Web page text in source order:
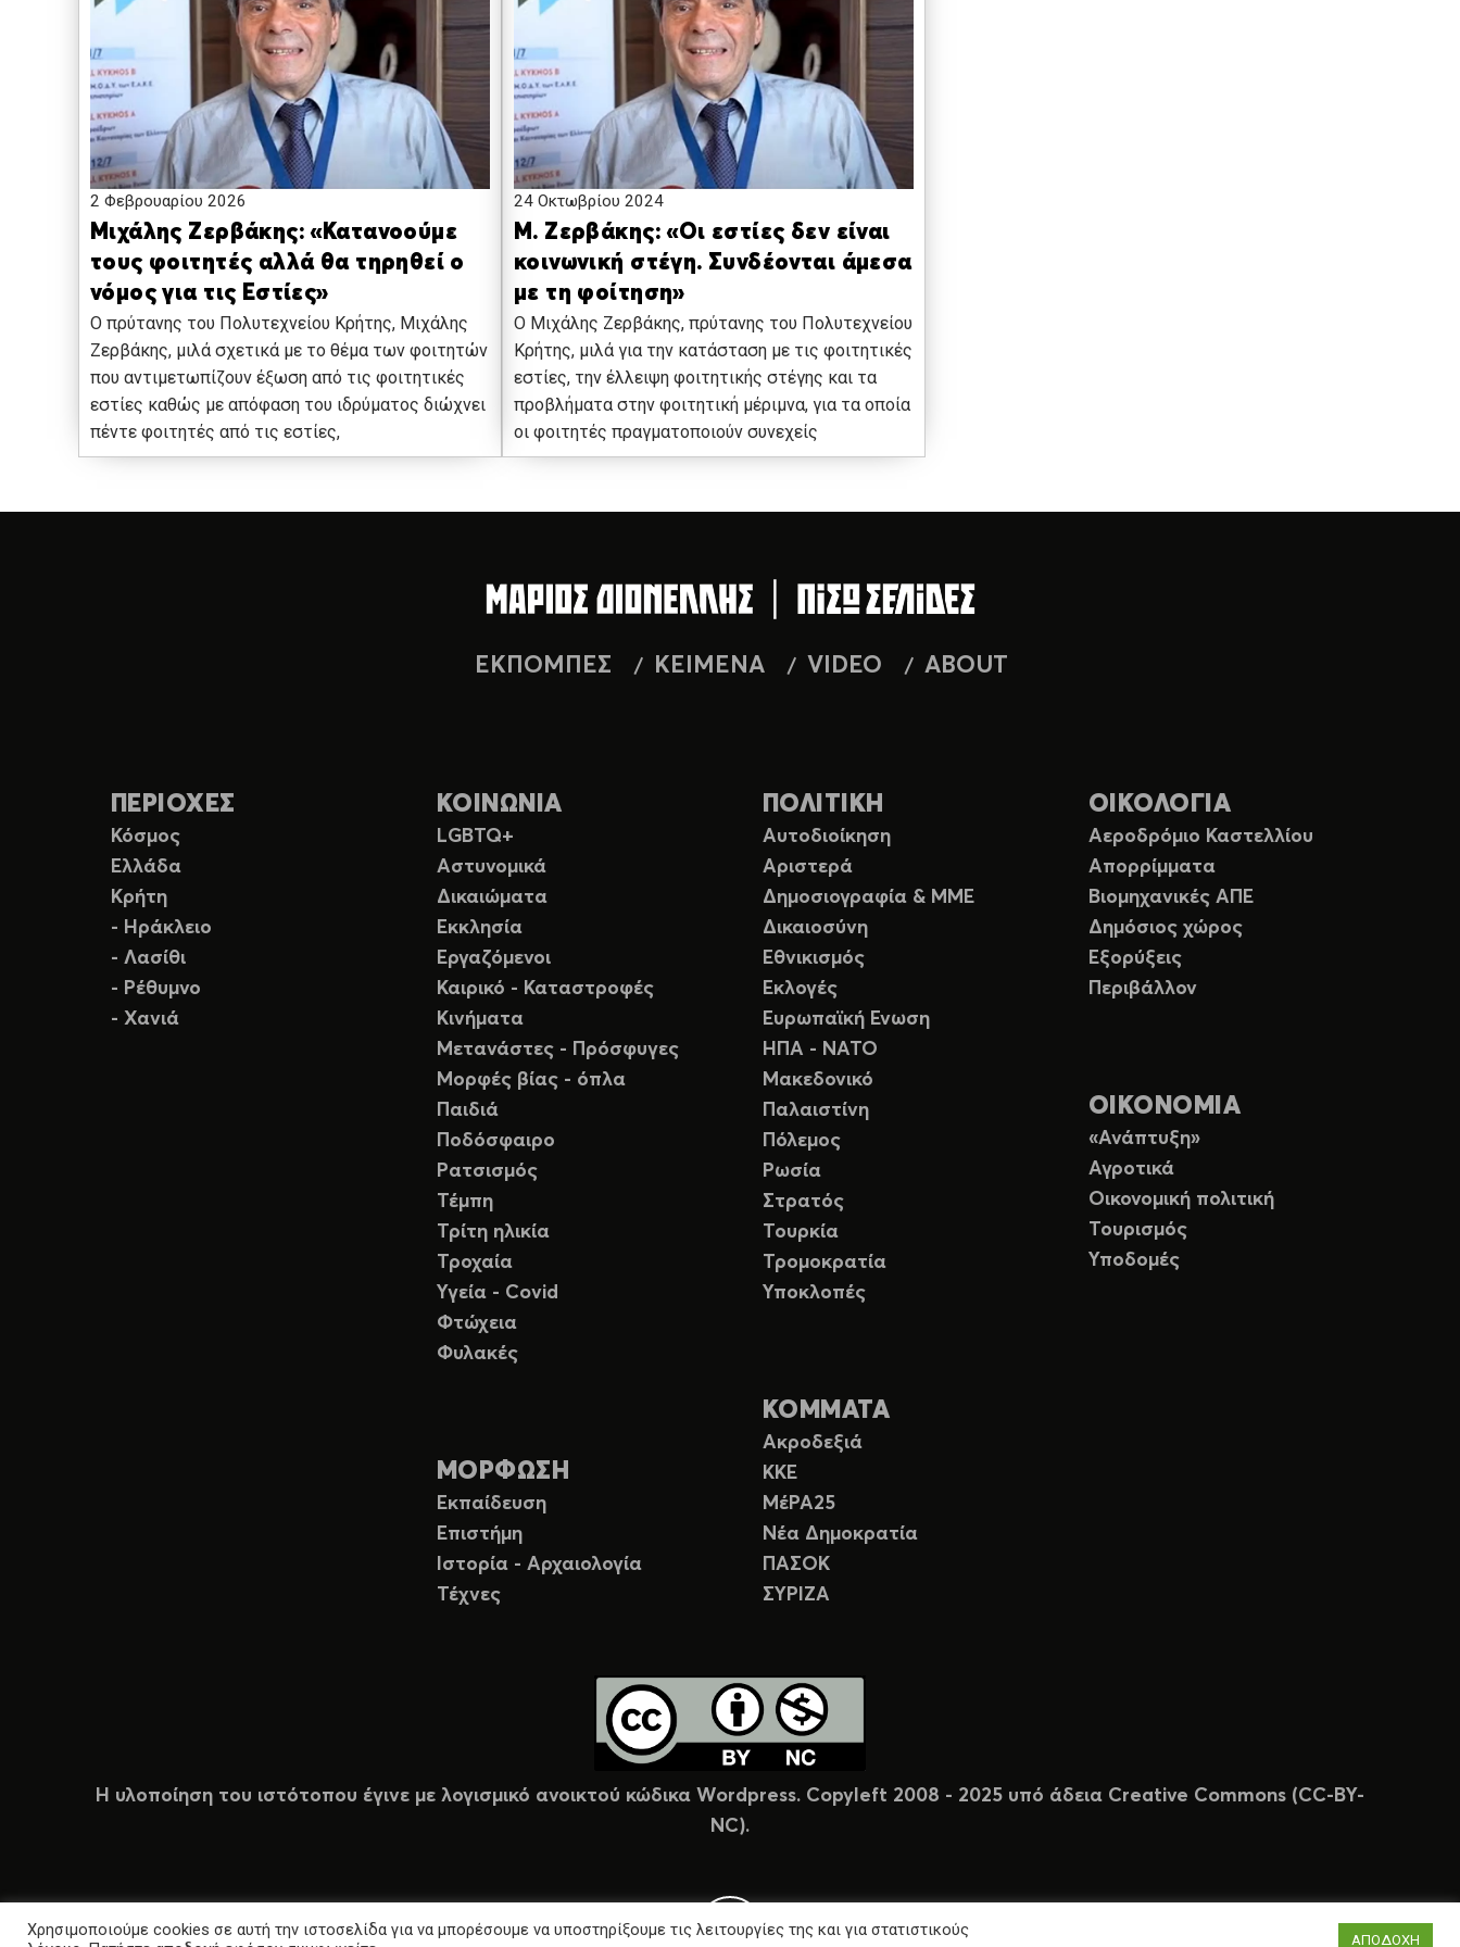
2 Φεβρουαρίου 2026
Μιχάλης Ζερβάκης: «Κατανοούμε
τους φοιτητές αλλά θα τηρηθεί ο
νόμος για τις Εστίες»
Ο πρύτανης του Πολυτεχνείου Κρήτης, Μιχάλης
Ζερβάκης, μιλά σχετικά με το θέμα των φοιτητών
που αντιμετωπίζουν έξωση από τις φοιτητικές
εστίες καθώς με απόφαση του ιδρύματος διώχνει
πέντε φοιτητές από τις εστίες,
24 Οκτωβρίου 2024
Μ. Ζερβάκης: «Οι εστίες δεν είναι
κοινωνική στέγη. Συνδέονται άμεσα
με τη φοίτηση»
Ο Μιχάλης Ζερβάκης, πρύτανης του Πολυτεχνείου
Κρήτης, μιλά για την κατάσταση με τις φοιτητικές
εστίες, την έλλειψη φοιτητικής στέγης και τα
προβλήματα στην φοιτητική μέριμνα, για τα οποία
οι φοιτητές πραγματοποιούν συνεχείς
ΕΚΠΟΜΠΕΣ ΚΕΙΜΕΝΑ VIDEO ABOUT
ΠΕΡΙΟΧΕΣ
Κόσμος
Ελλάδα
Κρήτη
- Ηράκλειο
- Λασίθι
- Ρέθυμνο
- Χανιά
ΚΟΙΝΩΝΙΑ
LGBTQ+
Αστυνομικά
Δικαιώματα
Εκκλησία
Εργαζόμενοι
Καιρικό - Καταστροφές
Κινήματα
Μετανάστες - Πρόσφυγες
Μορφές βίας - όπλα
Παιδιά
Ποδόσφαιρο
Ρατσισμός
Τέμπη
Τρίτη ηλικία
Τροχαία
Υγεία - Covid
Φτώχεια
Φυλακές
ΜΟΡΦΩΣΗ
Εκπαίδευση
Επιστήμη
Ιστορία - Αρχαιολογία
Τέχνες
ΠΟΛΙΤΙΚΗ
Αυτοδιοίκηση
Αριστερά
Δημοσιογραφία & ΜΜΕ
Δικαιοσύνη
Εθνικισμός
Εκλογές
Ευρωπαϊκή Ενωση
ΗΠΑ - ΝΑΤΟ
Μακεδονικό
Παλαιστίνη
Πόλεμος
Ρωσία
Στρατός
Τουρκία
Τρομοκρατία
Υποκλοπές
ΚΟΜΜΑΤΑ
Ακροδεξιά
ΚΚΕ
ΜέΡΑ25
Νέα Δημοκρατία
ΠΑΣΟΚ
ΣΥΡΙΖΑ
ΟΙΚΟΛΟΓΙΑ
Αεροδρόμιο Καστελλίου
Απορρίμματα
Βιομηχανικές ΑΠΕ
Δημόσιος χώρος
Εξορύξεις
Περιβάλλον
ΟΙΚΟΝΟΜΙΑ
«Ανάπτυξη»
Αγροτικά
Οικονομική πολιτική
Τουρισμός
Υποδομές
Η υλοποίηση του ιστότοπου έγινε με λογισμικό ανοικτού κώδικα Wordpress. Copyleft 2008 - 2025 υπό άδεια Creative Commons (CC-BY-
NC).
Χρησιμοποιούμε cookies σε αυτή την ιστοσελίδα για να μπορέσουμε να υποστηρίξουμε τις λειτουργίες της και για στατιστικούς
ΑΠΟΔΟΧΗ